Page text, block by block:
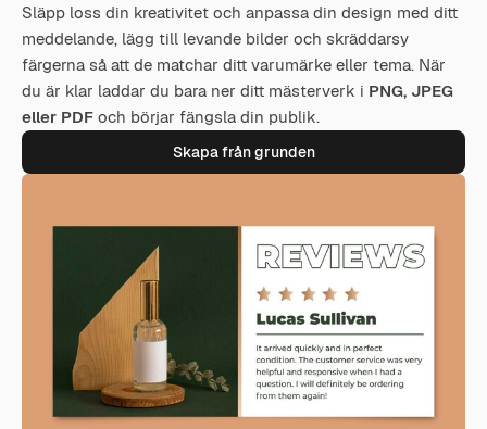
Släpp loss din kreativitet och anpassa din design med ditt
meddelande, lägg till levande bilder och skräddarsy
färgerna så att de matchar ditt varumärke eller tema. När
du är klar laddar du bara ner ditt mästerverk i PNG, JPEG
eller PDF och börjar fängsla din publik.
Skapa från grunden